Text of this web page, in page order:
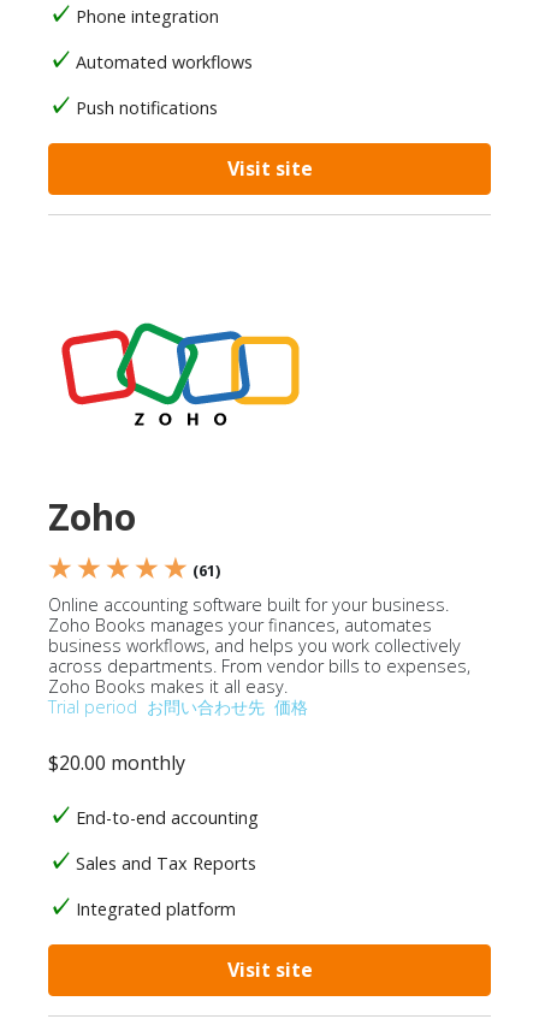
Phone integration
Automated workflows
Push notifications
Visit site
Zoho
★ ★ ★ ★ ★ (61)
Online accounting software built for your business.
Zoho Books manages your finances, automates
business workflows, and helps you work collectively
across departments. From vendor bills to expenses,
Zoho Books makes it all easy.
Trial period お問い合わせ先 価格
$20.00 monthly
End-to-end accounting
Sales and Tax Reports
Integrated platform
Visit site